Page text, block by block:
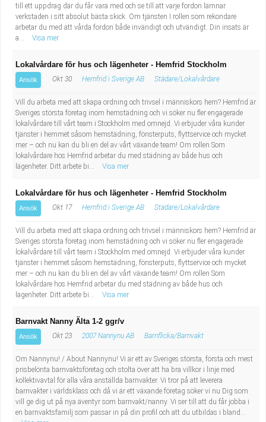
till ett uppdrag där du får vara med och se till att varje fordon lämnar
verkstaden i sitt absolut bästa skick. Om tjänsten I rollen som rekondare
arbetar du med att vårda fordon både invändigt och utvändigt. Din insats är
a...
Visa mer
Lokalvårdare för hus och lägenheter - Hemfrid Stockholm
Ansök Okt 30 Hemfrid i Sverige AB Städare/Lokalvårdare
Vill du arbeta med att skapa ordning och trivsel i människors hem? Hemfrid är
Sveriges största företag inom hemstädning och vi söker nu fler engagerade
lokalvårdare till vårt team i Stockholm med omnejd. Vi erbjuder våra kunder
tjänster i hemmet såsom hemstädning, fönsterputs, flyttservice och mycket
mer – och nu kan du bli en del av vårt växande team! Om rollen Som
lokalvårdare hos Hemfrid arbetar du med städning av både hus och
lägenheter. Ditt arbete bi...
Visa mer
Lokalvårdare för hus och lägenheter - Hemfrid Stockholm
Ansök Okt 17 Hemfrid i Sverige AB Städare/Lokalvårdare
Vill du arbeta med att skapa ordning och trivsel i människors hem? Hemfrid är
Sveriges största företag inom hemstädning och vi söker nu fler engagerade
lokalvårdare till vårt team i Stockholm med omnejd. Vi erbjuder våra kunder
tjänster i hemmet såsom hemstädning, fönsterputs, flyttservice och mycket
mer – och nu kan du bli en del av vårt växande team! Om rollen Som
lokalvårdare hos Hemfrid arbetar du med städning av både hus och
lägenheter. Ditt arbete bi...
Visa mer
Barnvakt Nanny Älta 1-2 ggr/v
Ansök Okt 23 2007 Nannynu AB Barnflicka/Barnvakt
Om Nannynu! / About Nannynu! Vi är ett av Sveriges största, första och mest
prisbelönta barnvaktsföretag och stolta över att ha bra villkor i linje med
kollektivavtal för alla våra anställda barnvakter. Vi tror på att leverera
barnvakter i världsklass och då vi är ett växande företag söker vi nu Dig som
vill ge dig ut på nya äventyr som barnvakt/nanny. Vi ser till att du får jobba i
en barnvaktsfamilj som passar in på din profil och att du utbildas i bland...